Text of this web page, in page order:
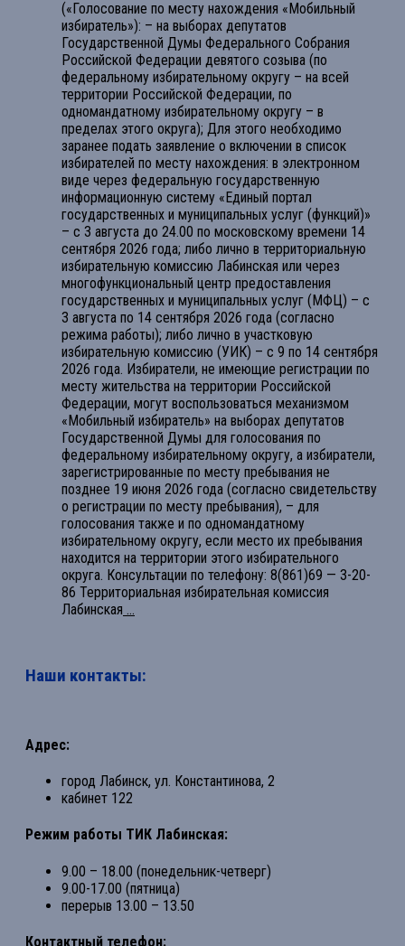
(«Голосование по месту нахождения «Мобильный
избиратель»): – на выборах депутатов
Государственной Думы Федерального Собрания
Российской Федерации девятого созыва (по
федеральному избирательному округу – на всей
территории Российской Федерации, по
одномандатному избирательному округу – в
пределах этого округа); Для этого необходимо
заранее подать заявление о включении в список
избирателей по месту нахождения: в электронном
виде через федеральную государственную
информационную систему «Единый портал
государственных и муниципальных услуг (функций)»
– с 3 августа до 24.00 по московскому времени 14
сентября 2026 года; либо лично в территориальную
избирательную комиссию Лабинская или через
многофункциональный центр предоставления
государственных и муниципальных услуг (МФЦ) – с
3 августа по 14 сентября 2026 года (согласно
режима работы); либо лично в участковую
избирательную комиссию (УИК) – с 9 по 14 сентября
2026 года. Избиратели, не имеющие регистрации по
месту жительства на территории Российской
Федерации, могут воспользоваться механизмом
«Мобильный избиратель» на выборах депутатов
Государственной Думы для голосования по
федеральному избирательному округу, а избиратели,
зарегистрированные по месту пребывания не
позднее 19 июня 2026 года (согласно свидетельству
о регистрации по месту пребывания), – для
голосования также и по одномандатному
избирательному округу, если место их пребывания
находится на территории этого избирательного
округа. Консультации по телефону: 8(861)69 — 3-20-
86 Территориальная избирательная комиссия
Лабинская
Наши контакты:
Адрес:
город Лабинск, ул. Константинова, 2
кабинет 122
Режим работы ТИК Лабинская:
9.00 – 18.00 (понедельник-четверг)
9.00-17.00 (пятница)
перерыв 13.00 – 13.50
Контактный телефон: